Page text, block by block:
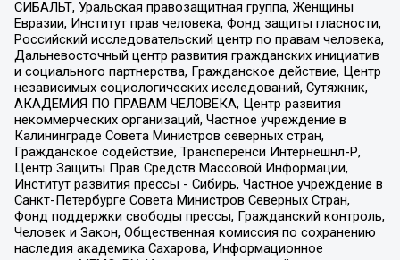
СИБАЛЬТ, Уральская правозащитная группа, Женщины
Евразии, Институт прав человека, Фонд защиты гласности,
Российский исследовательский центр по правам человека,
Дальневосточный центр развития гражданских инициатив
и социального партнерства, Гражданское действие, Центр
независимых социологических исследований, Сутяжник,
АКАДЕМИЯ ПО ПРАВАМ ЧЕЛОВЕКА, Центр развития
некоммерческих организаций, Частное учреждение в
Калининграде Совета Министров северных стран,
Гражданское содействие, Трансперенси Интернешнл-Р,
Центр Защиты Прав Средств Массовой Информации,
Институт развития прессы - Сибирь, Частное учреждение в
Санкт-Петербурге Совета Министров Северных Стран,
Фонд поддержки свободы прессы, Гражданский контроль,
Человек и Закон, Общественная комиссия по сохранению
наследия академика Сахарова, Информационное